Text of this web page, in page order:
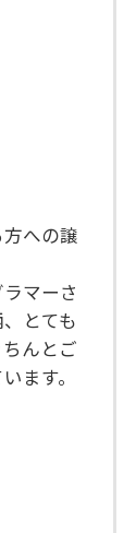
への譲
マーさ
とても
んとご
ます。